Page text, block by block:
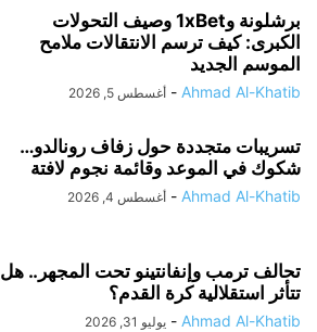
برشلونة و1xBet وصيف التحولات
الكبرى: كيف ترسم الانتقالات ملامح
الموسم الجديد
Ahmad Al-Khatib
- أغسطس 5, 2026
تسريبات متجددة حول زفاف رونالدو…
شكوك في الموعد وقائمة نجوم لافتة
Ahmad Al-Khatib
- أغسطس 4, 2026
تحالف ترمب وإنفانتينو تحت المجهر.. هل
تتأثر استقلالية كرة القدم؟
Ahmad Al-Khatib
- يوليو 31, 2026